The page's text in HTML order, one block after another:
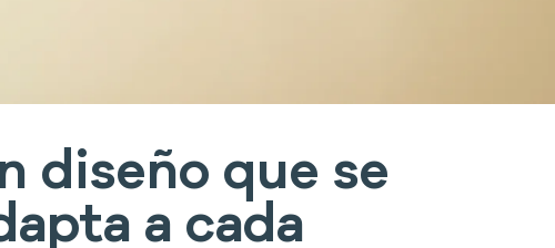
diseño que se
a cada